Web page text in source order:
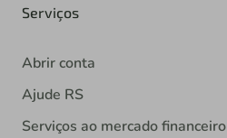
Serviços
Abrir conta
Ajude RS
Serviços ao mercado financeiro